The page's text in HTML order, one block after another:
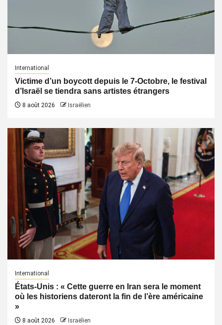
International
Victime d’un boycott depuis le 7-Octobre, le festival
d’Israël se tiendra sans artistes étrangers
8 août 2026 Israëlien
International
États-Unis : « Cette guerre en Iran sera le moment
où les historiens dateront la fin de l’ère américaine
»
8 août 2026 Israëlien